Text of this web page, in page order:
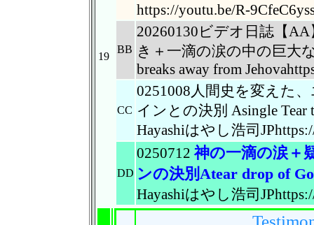
19
https://youtu.be/R-
BB
20260130ビデオ日誌【
き＋一滴の涙の中の巨大な
breaks away from
CC
0251008人間史を変えた
インとの決別 Asingle Tear
Hayashiはやし浩司
DD
0250712神の一滴の涙＋
ンの決別Atear drop of
Hayashiはやし浩司